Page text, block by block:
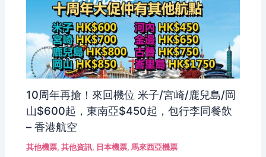
10周年再搶！來回機位 米子/宮崎/鹿兒島/岡
山$600起，東南亞$450起，包行李同餐飲
– 香港航空
其他機票,其他資訊, 日本機票,馬來西亞機票